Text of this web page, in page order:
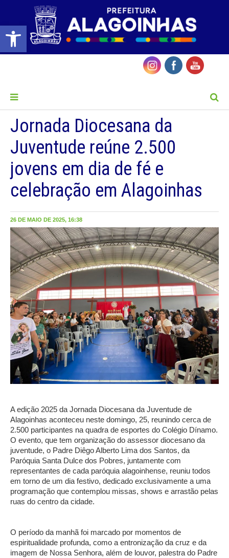
Barra de Ferramentas Aberta
Jornada Diocesana da
Juventude reúne 2.500
jovens em dia de fé e
celebração em Alagoinhas
26 DE MAIO DE 2025, 16:38
A edição 2025 da Jornada Diocesana da Juventude de
Alagoinhas aconteceu neste domingo, 25, reunindo cerca de
2.500 participantes na quadra de esportes do Colégio Dínamo.
O evento, que tem organização do assessor diocesano da
juventude, o Padre Diêgo Alberto Lima dos Santos, da
Paróquia Santa Dulce dos Pobres, juntamente com
representantes de cada paróquia alagoinhense, reuniu todos
em torno de um dia festivo, dedicado exclusivamente a uma
programação que contemplou missas, shows e arrastão pelas
ruas do centro da cidade.
O período da manhã foi marcado por momentos de
espiritualidade profunda, como a entronização da cruz e da
imagem de Nossa Senhora, além de louvor, palestra do Padre